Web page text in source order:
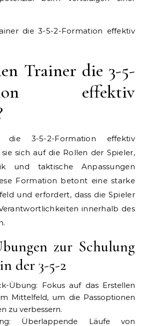
Trainer die 3-5-
effektiv
die 3-5-2-Formation effektiv
sich auf die Rollen der Spieler,
und taktische Anpassungen
Formation betont eine starke
und erfordert, dass die Spieler
innerhalb des
zur Schulung
der 3-5-2
Übung: Fokus auf das Erstellen
Mittelfeld, um die Passoptionen
zu verbessern.
Überlappende Läufe von